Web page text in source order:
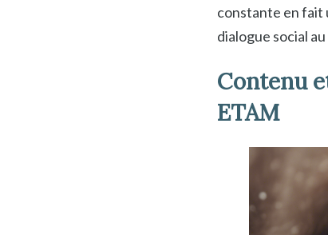
constante en fait
dialogue social
Contenu
ETAM